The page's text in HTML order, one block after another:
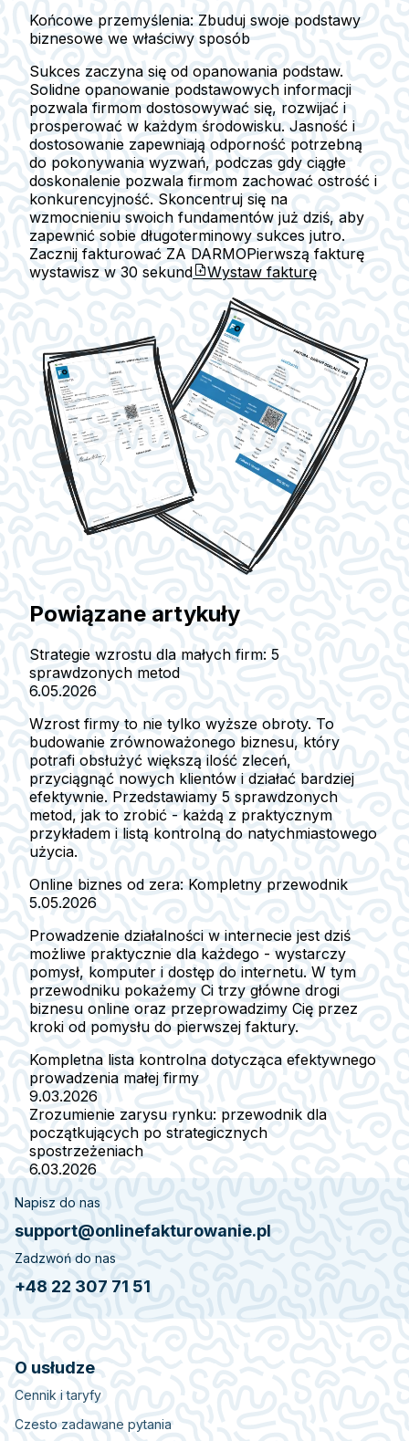
Końcowe przemyślenia: Zbuduj swoje podstawy
biznesowe we właściwy sposób
Sukces zaczyna się od opanowania podstaw.
Solidne opanowanie podstawowych informacji
pozwala firmom dostosowywać się, rozwijać i
prosperować w każdym środowisku. Jasność i
dostosowanie zapewniają odporność potrzebną
do pokonywania wyzwań, podczas gdy ciągłe
doskonalenie pozwala firmom zachować ostrość i
konkurencyjność. Skoncentruj się na
wzmocnieniu swoich fundamentów już dziś, aby
zapewnić sobie długoterminowy sukces jutro.
Zacznij fakturować ZA DARMOPierwszą fakturę
wystawisz w 30 sekund Wystaw fakturę
Powiązane artykuły
Strategie wzrostu dla małych firm: 5
sprawdzonych metod
6.05.2026
Wzrost firmy to nie tylko wyższe obroty. To
budowanie zrównoważonego biznesu, który
potrafi obsłużyć większą ilość zleceń,
przyciągnąć nowych klientów i działać bardziej
efektywnie. Przedstawiamy 5 sprawdzonych
metod, jak to zrobić - każdą z praktycznym
przykładem i listą kontrolną do natychmiastowego
użycia.
Online biznes od zera: Kompletny przewodnik
5.05.2026
Prowadzenie działalności w internecie jest dziś
możliwe praktycznie dla każdego - wystarczy
pomysł, komputer i dostęp do internetu. W tym
przewodniku pokażemy Ci trzy główne drogi
biznesu online oraz przeprowadzimy Cię przez
kroki od pomysłu do pierwszej faktury.
Kompletna lista kontrolna dotycząca efektywnego
prowadzenia małej firmy
9.03.2026
Zrozumienie zarysu rynku: przewodnik dla
początkujących po strategicznych
spostrzeżeniach
6.03.2026
Napisz do nas
support@onlinefakturowanie.pl
Zadzwoń do nas
+48 22 307 71 51
O usłudze
Cennik i taryfy
Czesto zadawane pytania